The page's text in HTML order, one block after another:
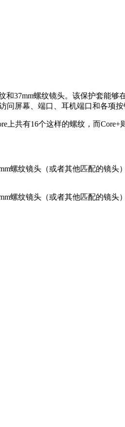
37mm螺纹镜头。该保护套能够
问屏幕、端口、耳机端口和各项按
上共有16个这样的螺纹，而Core+
螺纹镜头（或者其他匹配的镜头
螺纹镜头（或者其他匹配的镜头